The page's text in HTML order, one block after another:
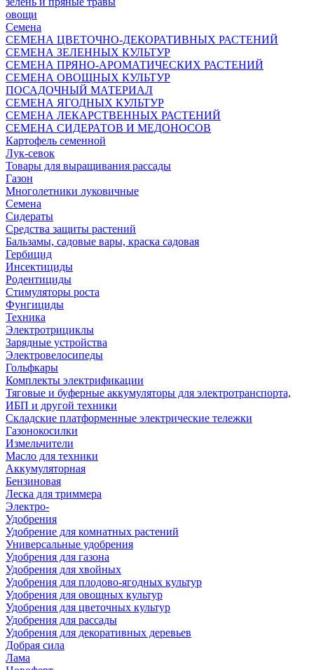
овощи
Семена
СЕМЕНА ЦВЕТОЧНО-ДЕКОРАТИВНЫХ РАСТЕНИЙ
СЕМЕНА ЗЕЛЕННЫХ КУЛЬТУР
СЕМЕНА ПРЯНО-АРОМАТИЧЕСКИХ РАСТЕНИЙ
СЕМЕНА ОВОЩНЫХ КУЛЬТУР
ПОСАДОЧНЫЙ МАТЕРИАЛ
СЕМЕНА ЯГОДНЫХ КУЛЬТУР
СЕМЕНА ЛЕКАРСТВЕННЫХ РАСТЕНИЙ
СЕМЕНА СИДЕРАТОВ И МЕДОНОСОВ
Картофель семенной
Лук-севок
Товары для выращивания рассады
Газон
Многолетники луковичные
Семена
Сидераты
Средства защиты растений
Бальзамы, садовые вары, краска садовая
Гербицид
Инсектициды
Родентициды
Стимуляторы роста
Фунгициды
Техника
Электротрициклы
Зарядные устройства
Электровелосипеды
Гольфкары
Комплекты электрификации
Тяговые и буферные аккумуляторы для электротранспорта,
ИБП и другой техники
Складские платформенные электрические тележки
Газонокосилки
Измельчители
Масло для техники
Аккумуляторная
Бензиновая
Леска для триммера
Электро-
Удобрения
Удобрение для комнатных растений
Универсальные удобрения
Удобрения для газона
Удобрения для хвойных
Удобрения для плодово-ягодных культур
Удобрения для овощных культур
Удобрения для цветочных культур
Удобрения для рассады
Удобрения для декоративных деревьев
Добрая сила
Лама